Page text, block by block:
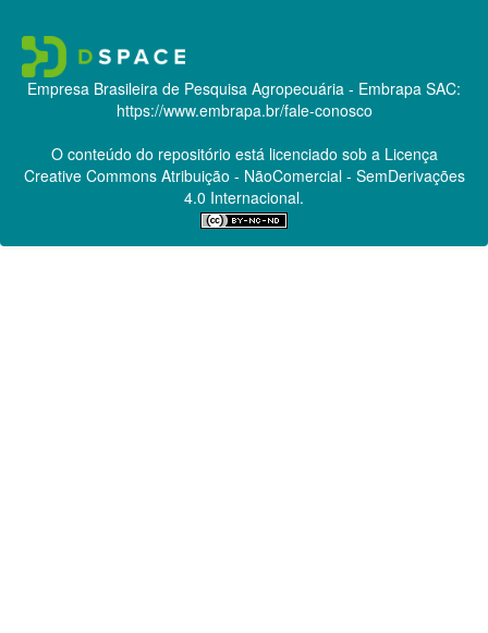
Empresa Brasileira de Pesquisa Agropecuária - Embrapa SAC:
https://www.embrapa.br/fale-conosco
O conteúdo do repositório está licenciado sob a Licença
Creative CommonsAtribuição - NãoComercial - SemDerivações
4.0 Internacional.